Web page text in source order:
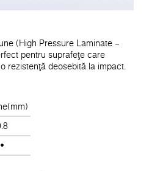
(High Pressure Laminate –
pentru suprafeţe care
rezistenţă deosebită la impact.